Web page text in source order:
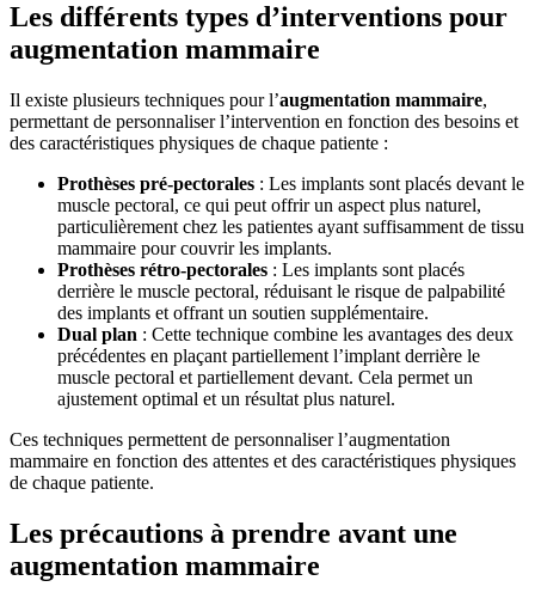
Les différents types d’interventions pour
augmentation mammaire
Il existe plusieurs techniques pour l’augmentation mammaire,
permettant de personnaliser l’intervention en fonction des besoins et
des caractéristiques physiques de chaque patiente :
Prothèses pré-pectorales : Les implants sont placés devant le
muscle pectoral, ce qui peut offrir un aspect plus naturel,
particulièrement chez les patientes ayant suffisamment de tissu
mammaire pour couvrir les implants.
Prothèses rétro-pectorales : Les implants sont placés
derrière le muscle pectoral, réduisant le risque de palpabilité
des implants et offrant un soutien supplémentaire.
Dual plan : Cette technique combine les avantages des deux
précédentes en plaçant partiellement l’implant derrière le
muscle pectoral et partiellement devant. Cela permet un
ajustement optimal et un résultat plus naturel.
Ces techniques permettent de personnaliser l’augmentation
mammaire en fonction des attentes et des caractéristiques physiques
de chaque patiente.
Les précautions à prendre avant une
augmentation mammaire